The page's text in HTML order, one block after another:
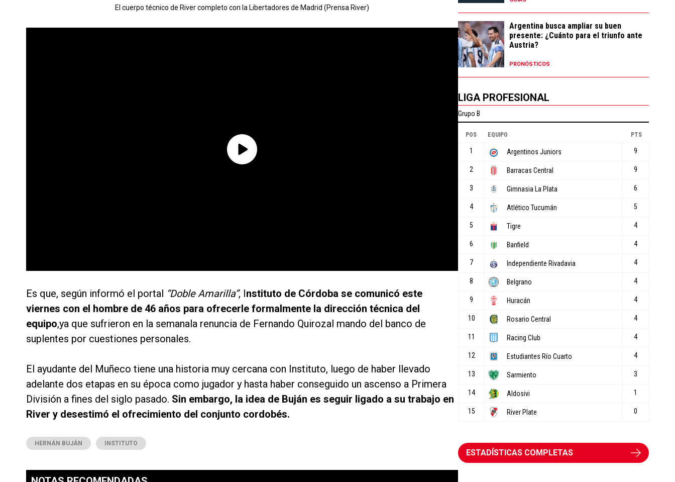
El cuerpo técnico de River completo con la Libertadores de Madrid (Prensa River)
Es que, según informó el portal “Doble Amarilla”, Instituto de Córdoba se comunicó este
viernes con el hombre de 46 años para ofrecerle formalmente la dirección técnica del
equipo,ya que sufrieron en la semanala renuncia de Fernando Quirozal mando del banco de
suplentes por cuestiones personales.
El ayudante del Muñeco tiene una historia muy cercana con Instituto, luego de haber llevado
adelante dos etapas en su época como jugador y hasta haber conseguido un ascenso a Primera
División a fines del siglo pasado. Sin embargo, la idea de Buján es seguir ligado a su trabajo en
River y desestimó el ofrecimiento del conjunto cordobés.
HERNÁN BUJÁN INSTITUTO
Argentina busca ampliar su buen
presente: ¿Cuánto para el triunfo ante
Austria?
PRONÓSTICOS
LIGA PROFESIONAL
ESTADÍSTICAS COMPLETAS